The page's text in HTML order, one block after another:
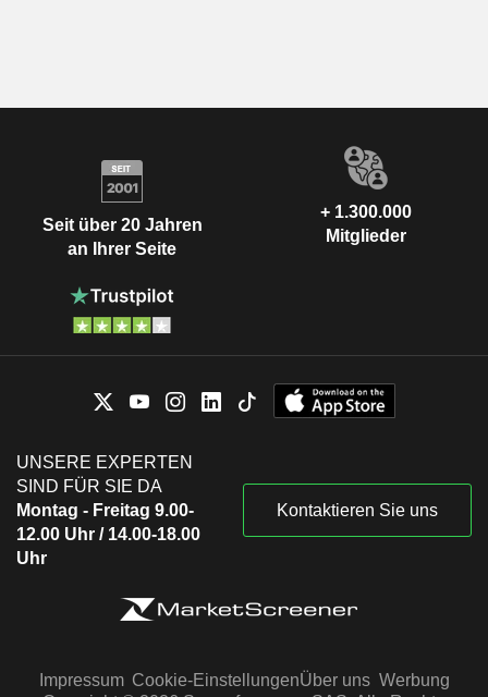
Seit über 20 Jahren
an Ihrer Seite
+ 1.300.000
Mitglieder
UNSERE EXPERTEN
SIND FÜR SIE DA
Montag - Freitag 9.00-
12.00 Uhr / 14.00-18.00
Uhr
Kontaktieren Sie uns
Impressum Cookie-EinstellungenÜber uns Werbung